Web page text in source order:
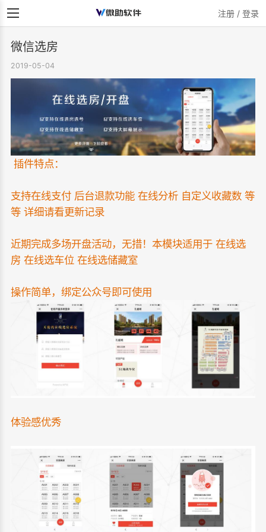
注册 / 登录
微信选房
2019-05-04
插件特点：
支持在线支付 后台退款功能 在线分析 自定义收藏数 等
等 详细请看更新记录
近期完成多场开盘活动，无措！ 本模块适用于 在线选
房 在线选车位 在线选储藏室
操作简单，绑定公众号即可使用
体验感优秀